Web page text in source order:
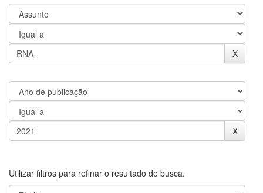
Utilizar filtros para refinar o resultado de busca.